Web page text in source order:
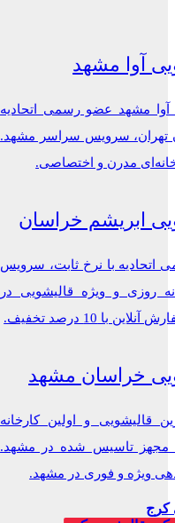
آوا مشهد
آوا مشهد عضو رسمی اتحادیه
تهران، سرویس سراسر مشهد.
مدرن و اختصاصی.
ابریشم خراسان
اتحادیه با نرخ ثابت، سرویس
روزی و ویژه قالیشویی در
با 10 درصد تخفیف.
خراسان مشهد
قالیشویی و اولین کارخانه
مجهز تاسیس شده در مشهد.
ویژه و فوری در مشهد.
کرج